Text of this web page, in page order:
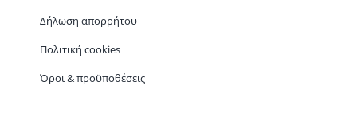
Δήλωση απορρήτου
Πολιτική cookies
Όροι & προϋποθέσεις